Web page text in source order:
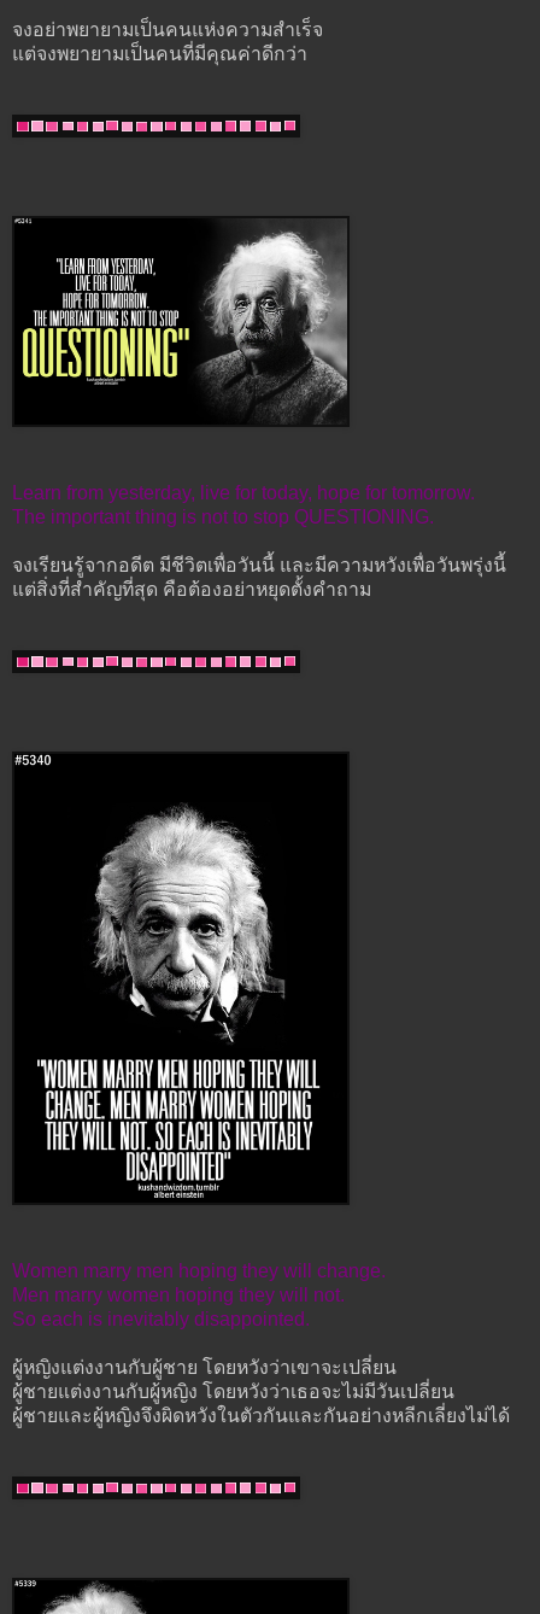
จงอย่าพยายามเป็นคนแห่งความสำเร็จ
แต่จงพยายามเป็นคนที่มีคุณค่าดีกว่า
Learn from yesterday, live for today, hope for tomorrow.
The important thing is not to stop QUESTIONING.
จงเรียนรู้จากอดีต มีชีวิตเพื่อวันนี้ และมีความหวังเพื่อวันพรุ่งนี้
แต่สิ่งที่สำคัญที่สุด คือต้องอย่าหยุดตั้งคำถาม
Women marry men hoping they will change.
Men marry women hoping they will not.
So each is inevitably disappointed.
ผู้หญิงแต่งงานกับผู้ชาย โดยหวังว่าเขาจะเปลี่ยน
ผู้ชายแต่งงานกับผู้หญิง โดยหวังว่าเธอจะไม่มีวันเปลี่ยน
ผู้ชายและผู้หญิงจึงผิดหวังในตัวกันและกันอย่างหลีกเลี่ยงไม่ได้